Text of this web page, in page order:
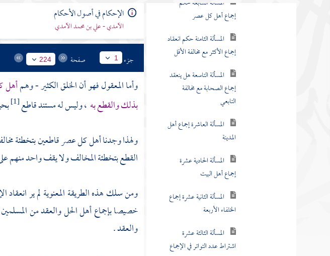
المسألة السابعة حكم
إجماع أهل كل عصر
المسألة الثامنة حكم انعقاد
إجماع الأكثر مع مخالفة الأقل
المسألة التاسعة هل ينعقد
إجماع الصحابة مع مخالفة
التابعي
المسألة العاشرة إجماع أهل
المدينة
المسألة الحادية عشرة
إجماع أهل البيت
المسألة الثانية عشرة إجماع
الخلفاء الأربعة
المسألة الثالثة عشرة
اشتراط عدد التواتر في الإجماع
الإحكام في أصول الأحكام
الآمدي - علي بن محمد الآمدي
جزء 1 صفحة 224
وأما المعقول فهو أن الخلق الكثير - وهمأهل
بذلك والقطع به ، وليس له مستند قاطع [1]
ولهذا وجدنا أهل كل عصر قاطعين بتخطئة
القطع بتخطئة المخالف ولا يقف واحد منهم
ومن سلك هذه الطريقة المعنوية لم ير انعقاد
خصيصا بإجماع أهل الحل والعقد من
والعقد .